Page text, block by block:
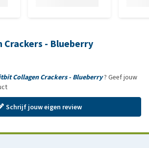
- Blueberry
Collagen Crackers - Blueberry? Geef jouw
Schrijf jouw eigen review